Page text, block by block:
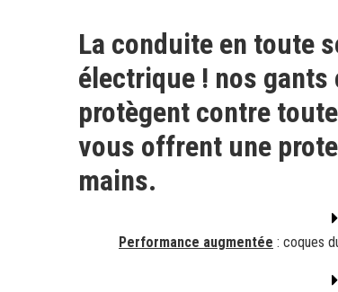
La conduite en toute
électrique ! nos gants
protègent contre
vous offrent une
mains.
Performance augmentée : coques